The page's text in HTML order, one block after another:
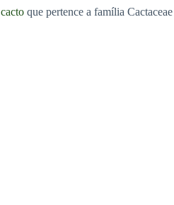
cacto que pertence a família